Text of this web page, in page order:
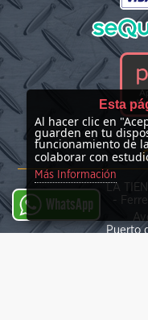
LA
-
Puerto
WhatsApp
Esta
Al hacer clic en
guarden en tu
funcionamiento de
colaborar con
Más Información